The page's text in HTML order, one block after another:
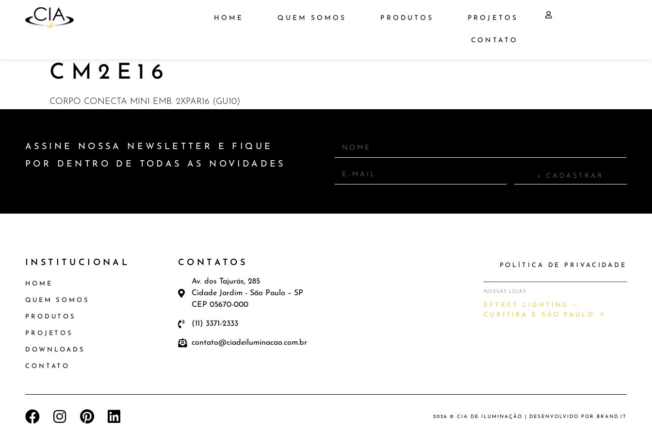
HOME QUEM SOMOS PRODUTOS PROJETOS
CONTATO
CM2E16
CORPO CONECTA MINI EMB. 2XPAR16 (GU10)
ASSINE NOSSA NEWSLETTER E FIQUE
POR DENTRO DE TODAS AS NOVIDADES
+ CADASTRAR
INSTITUCIONAL
HOME
QUEM SOMOS
PRODUTOS
PROJETOS
DOWNLOADS
CONTATO
CONTATOS
Av. dos Tajurás, 285
Cidade Jardim - São Paulo – SP
CEP 05670-000
(11) 3371-2333
contato@ciadeiluminacao.com.br
POLÍTICA DE PRIVACIDADE
NOSSAS LOJAS
EFFECT LIGHTING —
CURITIBA E SÃO PAULO ↗
2026 © CIA DE ILUMINAÇÃO | DESENVOLVIDO POR BRAND.IT